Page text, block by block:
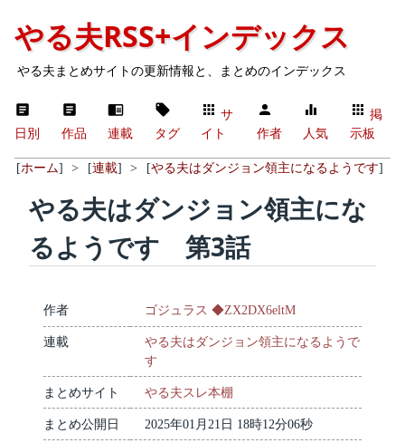
やる夫RSS+インデックス
やる夫まとめサイトの更新情報と、まとめのインデックス
日別 作品 連載 タグ
サ
イト
作者 人気
掲
示板
[ホーム] > [連載] > [やる夫はダンジョン領主になるようです]
やる夫はダンジョン領主にな
るようです 第3話
作者 ゴジュラス ◆ZX2DX6eltM
連載
やる夫はダンジョン領主になるようで
す
まとめサイト やる夫スレ本棚
まとめ公開日 2025年01月21日 18時12分06秒